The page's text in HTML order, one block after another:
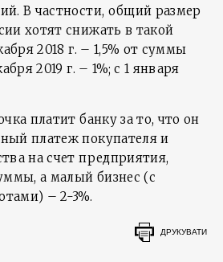
В частности, общий размер
хотят снижать в такой
2018 г. – 1,5% от суммы
2019 г. – 1%; с 1 января
платит банку за то, что он
платеж покупателя и
на счет предприятия,
а малый бизнес (с
– 2-3%.
ДРУКУВАТИ